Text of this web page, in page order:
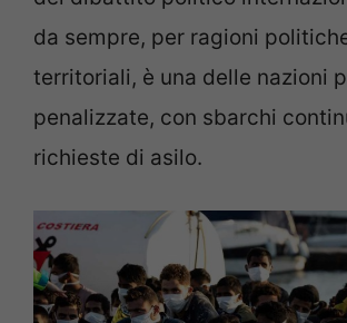
da sempre, per ragioni
territoriali, è una delle nazioni
penalizzate, con sbarchi
richieste di asilo.